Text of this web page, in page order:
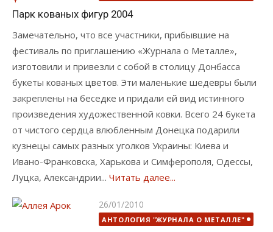
Парк кованых фигур 2004
Замечательно, что все участники, прибывшие на
фестиваль по приглашению «Журнала о Металле»,
изготовили и привезли с собой в столицу Донбасса
букеты кованых цветов. Эти маленькие шедевры были
закреплены на беседке и придали ей вид истинного
произведения художественной ковки. Всего 24 букета
от чистого сердца влюбленным Донецка подарили
кузнецы самых разных уголков Украины: Киева и
Ивано-Франковска, Харькова и Симферополя, Одессы,
Луцка, Александрии... Читать далее...
Опубликовано
26/01/2010
АНТОЛОГИЯ "ЖУРНАЛА О МЕТАЛЛЕ"